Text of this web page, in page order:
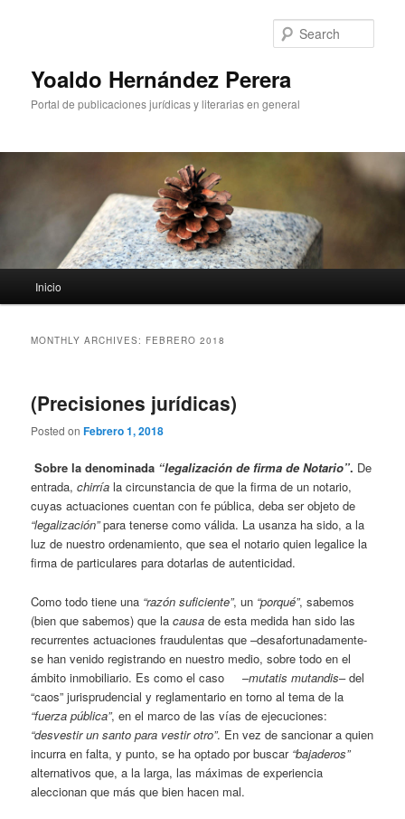
Yoaldo Hernández Perera
Portal de publicaciones jurídicas y literarias en general
Skip to primary content
Skip to secondary content
Inicio
MONTHLY ARCHIVES: FEBRERO 2018
(Precisiones jurídicas)
Posted onFebrero 1, 2018
Sobre la denominada “legalización de firma de Notario”. De
entrada,chirría la circunstancia de que la firma de un notario,
cuyas actuaciones cuentan con fe pública, deba ser objeto de
“legalización”para tenerse como válida. La usanza ha sido, a la
luz de nuestro ordenamiento, que sea el notario quien legalice la
firma de particulares para dotarlas de autenticidad.
Como todo tiene una “razón suficiente”, un “porqué”, sabemos
(bien que sabemos) que lacausa de esta medida han sido las
recurrentes actuaciones fraudulentas que –desafortunadamente-
se han venido registrando en nuestro medio, sobre todo en el
ámbito inmobiliario. Es como el caso –mutatis mutandis– del
“caos” jurisprudencial y reglamentario en torno al tema de la
“fuerza pública”, en el marco de las vías de ejecuciones:
“desvestir un santo para vestir otro”. En vez de sancionar a quien
incurra en falta, y punto, se ha optado por buscar “bajaderos”
alternativos que, a la larga, las máximas de experiencia
aleccionan que más que bien hacen mal.